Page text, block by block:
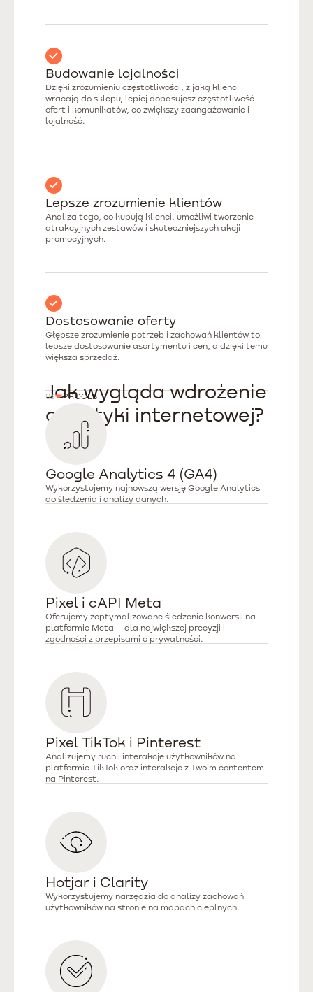
Budowanie lojalności
Dzięki zrozumieniu częstotliwości, z jaką klienci
wracają do sklepu, lepiej dopasujesz częstotliwość
ofert i komunikatów, co zwiększy zaangażowanie i
lojalność.
Lepsze zrozumienie klientów
Analiza tego, co kupują klienci, umożliwi tworzenie
atrakcyjnych zestawów i skuteczniejszych akcji
promocyjnych.
Dostosowanie oferty
Głębsze zrozumienie potrzeb i zachowań klientów to
lepsze dostosowanie asortymentu i cen, a dzięki temu
większa sprzedaż.
03 PROCES
Jak wygląda wdrożenie
analityki internetowej?
Google Analytics 4 (GA4)
Wykorzystujemy najnowszą wersję Google Analytics
do śledzenia i analizy danych.
Pixel i cAPI Meta
Oferujemy zoptymalizowane śledzenie konwersji na
platformie Meta – dla największej precyzji i
zgodności z przepisami o prywatności.
Pixel TikTok i Pinterest
Analizujemy ruch i interakcje użytkowników na
platformie TikTok oraz interakcje z Twoim contentem
na Pinterest.
Hotjar i Clarity
Wykorzystujemy narzędzia do analizy zachowań
użytkowników na stronie na mapach cieplnych.